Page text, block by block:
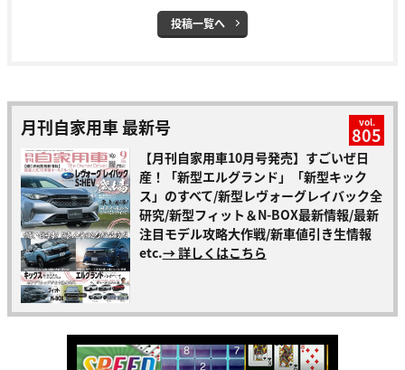
投稿一覧へ
月刊自家用車 最新号 vol.
805
【月刊自家用車10月号発売】すごいぜ日
産！「新型エルグランド」「新型キック
ス」のすべて/新型レヴォーグレイバック全
研究/新型フィット＆N-BOX最新情報/最新
注目モデル攻略大作戦/新車値引き生情報
etc.→ 詳しくはこちら